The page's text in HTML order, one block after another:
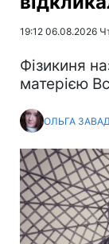
19:12 06.08.2026
Фізикиня
матерією
ОЛЬГА